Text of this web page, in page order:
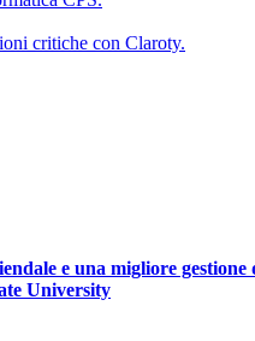
critiche con Claroty.
e una migliore gestione
University